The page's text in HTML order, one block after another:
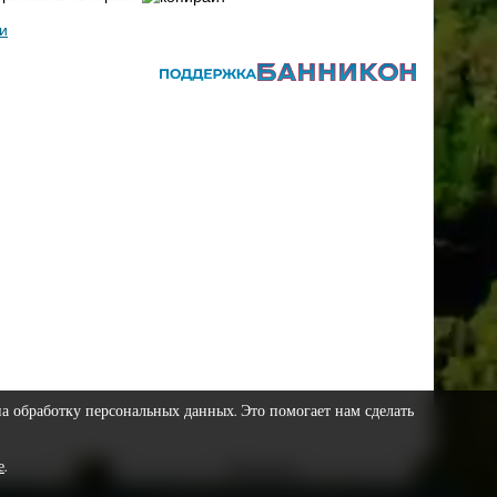
персональных данных. Это помогает нам сделать
.